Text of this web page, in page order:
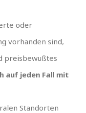
oder
vorhanden sind,
preisbewußtes
auf jeden Fall mit
Standorten